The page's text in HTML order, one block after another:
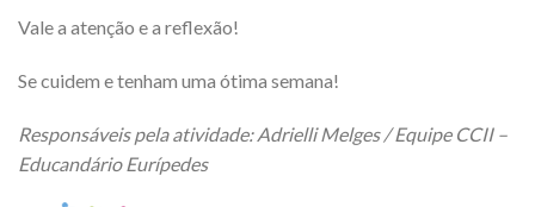
Vale a atenção e a reflexão!
Se cuidem e tenham uma ótima semana!
Responsáveis pela atividade: Adrielli Melges / Equipe CCII –
Educandário Eurípedes